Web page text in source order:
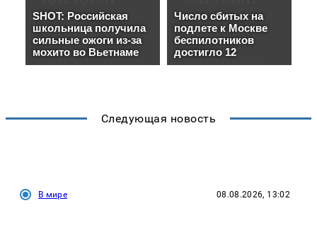
Следующая новость
В мире 08.08.2026, 13:02